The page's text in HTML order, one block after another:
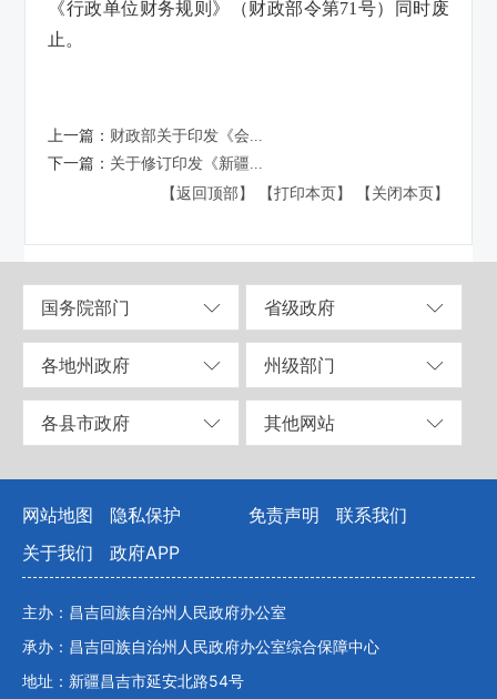
《行政单位财务规则》（财政部令第71号）同时废
止。
上一篇： 财政部关于印发《会...
下一篇： 关于修订印发《新疆...
【返回顶部】
【打印本页】 【关闭本页】
国务院部门 省级政府
各地州政府 州级部门
各县市政府 其他网站
网站地图 隐私保护 免责声明
联系我们
关于我们
政府APP
主办：昌吉回族自治州人民政府办公室
承办：昌吉回族自治州人民政府办公室综合保障中心
地址：新疆昌吉市延安北路54号